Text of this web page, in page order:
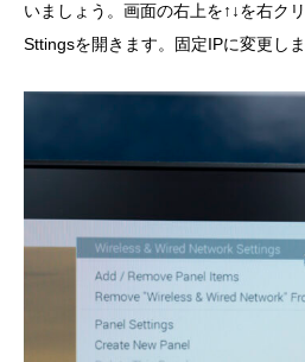
いましょう。画面の右上を↑↓を右ク
Sttingsを開きます。固定IPに変更しま